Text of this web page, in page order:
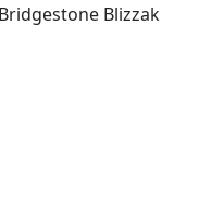
Blizzak